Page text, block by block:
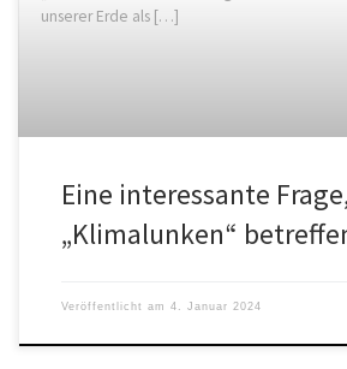
unserer Erde als […]
Eine interessante
„Klimalunken“
Veröffentlicht am 4. Januar 2024